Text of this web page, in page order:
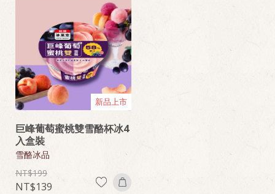
新品上市
巨峰葡萄蜜桃雙雪酪杯冰4
入盒裝
雪酪冰品
199
139